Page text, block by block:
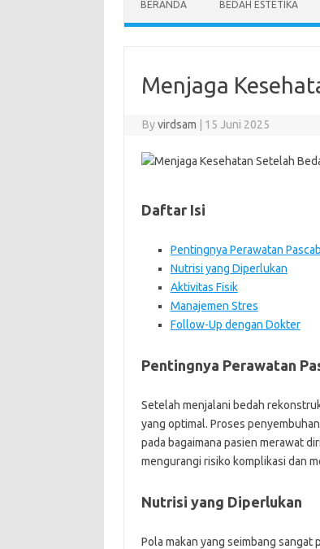
BERANDA BEDAH ESTETIKA
Menjaga
Byvirdsam 15 Juni 2025
Daftar Isi
Pentingnya Perawatan
Nutrisi yang Diperlukan
Aktivitas Fisik
Manajemen Stres
Follow-Up dengan Dokter
Pentingnya Perawatan
Setelah menjalani bedah
yang optimal. Proses
pada bagaimana pasien merawat
mengurangi risiko komplikasi dan
Nutrisi yang Diperlukan
Pola makan yang seimbang